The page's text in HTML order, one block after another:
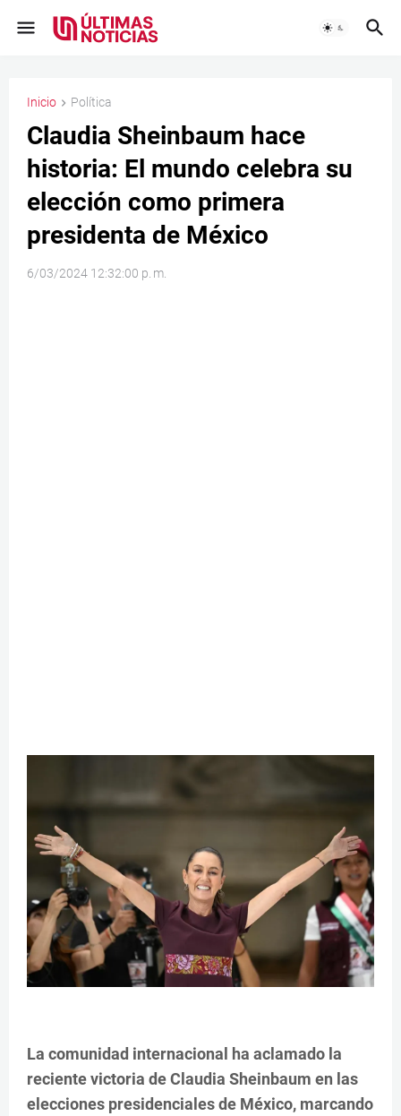
Inicio Política
Claudia Sheinbaum hace
historia: El mundo celebra su
elección como primera
presidenta de México
6/03/2024 12:32:00 p. m.
La comunidad internacional ha aclamado la
reciente victoria de Claudia Sheinbaum en las
elecciones presidenciales de México, marcando